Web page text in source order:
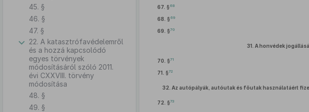
45. §
46. §
47. §
22. A katasztrófavédelemről
és a hozzá kapcsolódó
egyes törvények
módosításáról szóló 2011.
évi CXXVIII. törvény
módosítása
48. §
49. §
67. § 68
68. § 69
69. §70
31. A honvédek
70. §71
71. §72
32. Az autópályák, autóutak és főutak használatáért
72. §73